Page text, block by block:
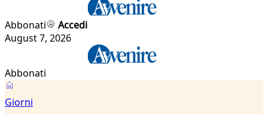
Abbonati
Accedi
August 7, 2026
Abbonati
Giorni